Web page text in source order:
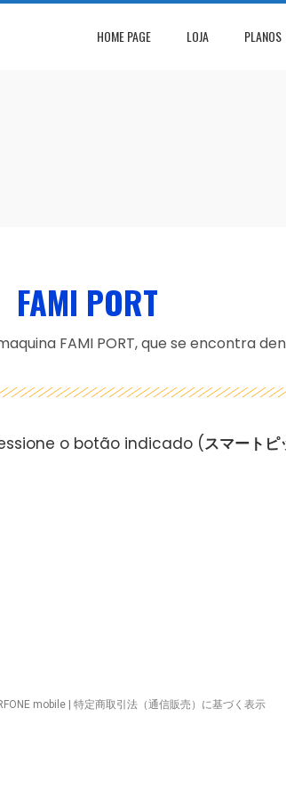
HOME PAGE LOJA PLANOS
FAMI PORT
FAMI PORT, que se encontra
o botão indicado (スマートピ
mobile | 特定商取引法（通信販売）に基づく表示